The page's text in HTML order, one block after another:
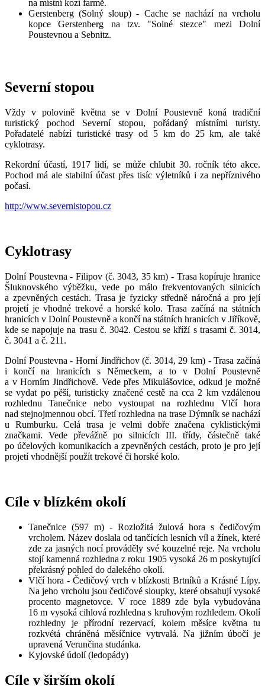
na místní kozí farmě.
Gerstenberg (Solný sloup) - Cache se nachází na vrcholu
kopce Gerstenberg na tzv. "Solné stezce" mezi Dolní
Poustevnou a Sebnitz.
Severní stopou
Vždy v polovině května se v Dolní Poustevně koná tradiční
turistický pochod Severní stopou, pořádaný místními turisty.
Pořadatelé nabízí turistické trasy od 5 km do 25 km, ale také
cyklotrasy.
Rekordní účastí, 1917 lidí, se může chlubit 30. ročník této akce.
Pochod má ale stabilní účast přes tisíc výletníků i za nepříznivého
počasí.
http://www.severnistopou.cz
Cyklotrasy
Dolní Poustevna - Filipov (č. 3043, 35 km) - Trasa kopíruje hranice
Šluknovského výběžku, vede po málo frekventovaných silnicích
a zpevněných cestách. Trasa je fyzicky středně náročná a pro její
projetí je vhodné trekové a horské kolo. Trasa začíná na státních
hranicích v Dolní Poustevně a končí na státních hranicích v Jiříkově,
kde se napojuje na trasu č. 3042. Cestou se kříží s trasami č. 3014,
č. 3041 a č. 211.
Dolní Poustevna - Horní Jindřichov (č. 3014, 29 km) - Trasa začíná
i končí na hranicích s Německem, a to v Dolní Poustevně
a v Horním Jindřichově. Vede přes Mikulášovice, odkud je možné
se vydat po pěší, turisticky značené cestě na cca 2 km vzdálenou
rozhlednu Tanečnice nebo vystoupat na rozhlednu Vlčí hora
nad stejnojmennou obcí. Třetí rozhledna na trase Dýmník se nachází
u Rumburku. Celá trasa je velmi dobře značena cyklistickými
značkami. Vede převážně po silnicích III. třídy, částečně také
po účelových komunikacích a zpevněných cestách, proto je pro její
projetí vhodnější použít trekové či horské kolo.
Cíle v blízkém okolí
Tanečnice (597 m) - Rozložitá žulová hora s čedičovým
vrcholem. Název doslala od tančících lesních víl a žínek, které
zde za jasných nocí prováděly své kouzelné reje. Na vrcholu
stojí kamenná rozhledna z roku 1905 vysoká 26 m poskytující
překrásný pohled do dalekého okolí.
Vlčí hora - Čedičový vrch v blízkosti Brtníků a Krásné Lípy.
Na jeho vrcholu jsou čedičové sloupky, které obsahují vysoké
procento magnetovce. V roce 1889 zde byla vybudována
16 m vysoká cihlová rozhledna s kruhovým rozhledem. Okolí
rozhledny je přírodní rezervací, kolem měsíce května tu
rozkvétá chráněná měsíčnice vytrvalá. Na jižním úbočí je
upravená Verunčina studánka.
Kyjovské údolí (ledopády)
Cíle v širším okolí